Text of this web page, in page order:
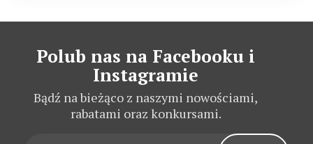
Polub nas na Facebooku i
Instagramie
Bądź na bieżąco z naszymi nowościami,
rabatami oraz konkursami.